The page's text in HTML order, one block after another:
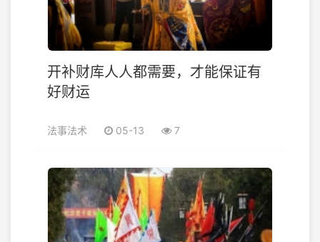
开补财库人人都需要，才能保证有
好财运
法事法术 05-13 7